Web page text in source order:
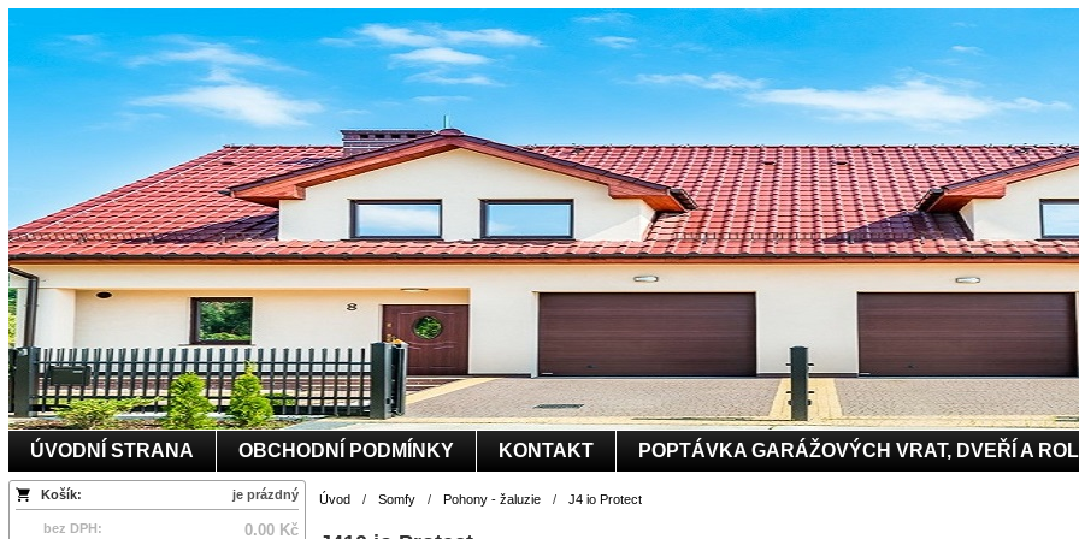
ÚVODNÍ STRANA OBCHODNÍ PODMÍNKY KONTAKT POPTÁVKA GARÁŽOVÝCH VRAT, DVEŘÍ A
Košík: je prázdný
bez DPH: 0.00 Kč
Úvod / Somfy / Pohony - žaluzie / J4 io Protect